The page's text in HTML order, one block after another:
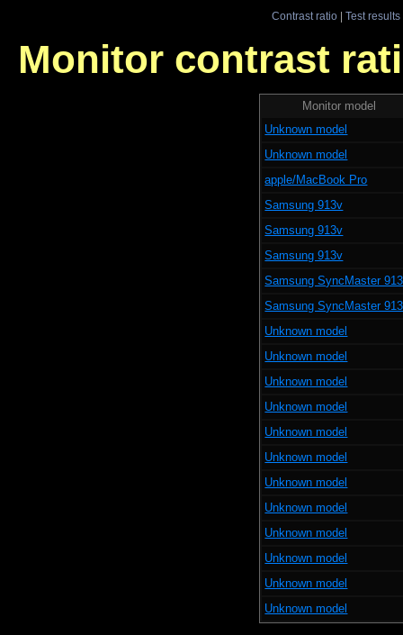
Contrast ratio| Test results
Monitor contrast
Monitor model
Unknown model
Unknown model
apple/MacBook Pro
Samsung 913v
Samsung 913v
Samsung 913v
Samsung SyncMaster
Samsung SyncMaster
Unknown model
Unknown model
Unknown model
Unknown model
Unknown model
Unknown model
Unknown model
Unknown model
Unknown model
Unknown model
Unknown model
Unknown model